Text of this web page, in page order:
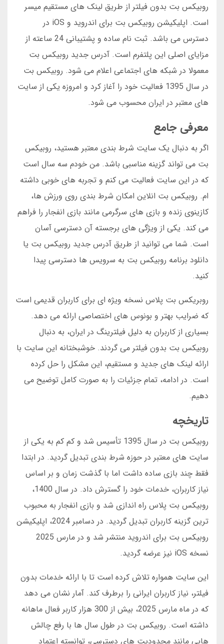
روبیکس بت بدون فیلتر از طریق لینک های مستقیم میسر
است. اپلیکیشن روبیکس بت برای اندروید و iOS در
دسترس می باشد. ثبت نام ساده و پشتیبانی 24 ساعته از
مزایای اصلی این پلتفرم است. آدرس جدید روبیکس بت
معمولا در شبکه های اجتماعی اعلام می شود. روبیکس بت
در سال 1395 فعالیت خود را آغاز کرد و امروزه یکی از سایت
های معتبر در ایران محسوب می شود.
معرفی جامع
اگر به دنبال یک سایت شرط بندی معتبر هستید، روبیکس
بت می تواند گزینه مناسبی باشد. من خودم سه سال است
که در این سایت فعالیت می کنم و تجربه های خوبی داشته
ام. روبیکس بت انلاین امکان شرط بندی روی ورزش ها،
کازینوی زنده و بازی های سرگرمی مانند بازی انفجار را فراهم
می کند. یکی از ویژگی های برجسته آن دسترسی آسان
است. شما می توانید از طریق آدرس جدید روبیکس بت یا
دانلود برنامه روبیکس بت به سرویس ها دسترسی پیدا
کنید.
روبریکس بت پلاس نسخه ویژه ای برای کاربران قدیمی است
که ضرایب بهتر و بونوس های اختصاصی ارائه می دهد.
بسیاری از کاربران به دلیل فیلترینگ در ایران، به دنبال
روبیکس بت بدون فیلتر می گردند. خوشبختانه این سایت با
ارائه لینک های جدید و مستقیم، این مشکل را حل کرده
است. در ادامه، تمام جزئیات را به صورت کامل توضیح می
دهیم.
تاریخچه
روبیکس بت در سال 1395 تأسیس شد و کم کم به یکی از
سایت های معتبر در حوزه شرط بندی تبدیل گردید. در ابتدا
فقط چند بازی ساده داشت اما با گذشت زمان و بر اساس
نیاز کاربران، خدمات خود را گسترش داد. در سال 1400،
روبیکس بت پلاس راه اندازی شد و بازی انفجار به محبوب
ترین گزینه کاربران تبدیل گردید. در دسامبر 2024، اپلیکیشن
روبیکس بت برای اندروید منتشر شد و در مارس 2025
نسخه iOS نیز عرضه گردید.
این سایت همواره تلاش کرده است تا با ارائه خدمات بدون
فیلتر، نیاز کاربران ایرانی را برطرف کند. آمار نشان می دهد
که در ماه مارس 2025، بیش از 300 هزار کاربر فعال ماهانه
داشته است. روبیکس بت در طول سال ها با رفع چالش
هایی مانند محدودیت های دسترسی، توانسته اعتماد